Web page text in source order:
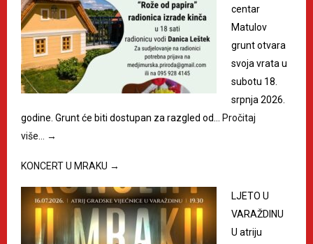
centar
Matulov
grunt otvara
svoja vrata u
subotu 18.
srpnja 2026.
godine. Grunt će biti dostupan za razgled od… Pročitaj
više… →
KONCERT U MRAKU →
LJETO U
VARAŽDINU
U atriju